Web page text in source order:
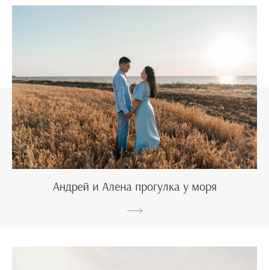
Андрей и Алена прогулка у моря